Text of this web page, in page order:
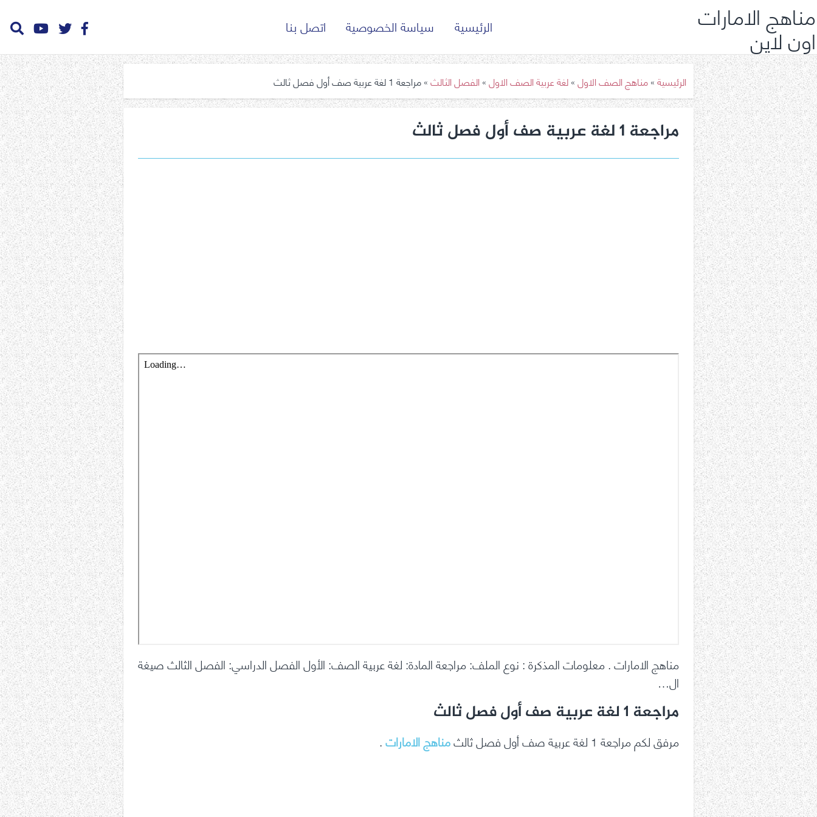
مناهج الامارات
اون لاين الرئيسية سياسة الخصوصية اتصل بنا
الرئيسية»مناهج الصف الاول»لغة عربية الصف الاول»الفصل الثالث»مراجعة 1 لغة عربية صف أول فصل ثالث
مراجعة 1 لغة عربية صف أول فصل ثالث
مناهج الامارات . معلومات المذكرة : نوع الملف: مراجعة المادة: لغة عربية الصف: الأول الفصل الدراسي: الفصل الثالث صيغة
ال…
مراجعة 1 لغة عربية صف أول فصل ثالث
مرفق لكم مراجعة 1 لغة عربية صف أول فصل ثالث مناهج الامارات.